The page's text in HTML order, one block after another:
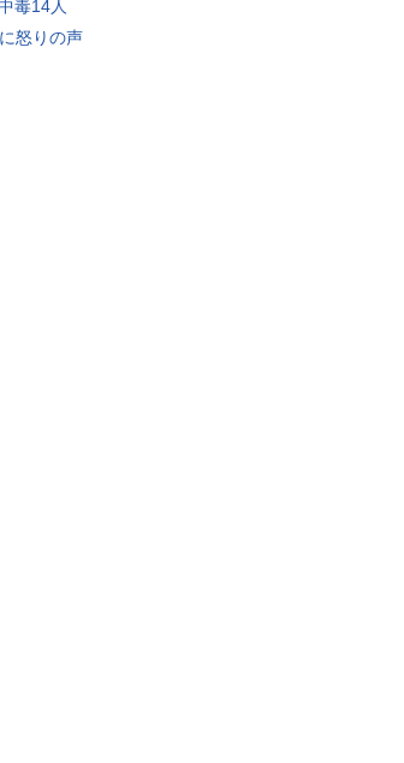
毒14人
怒りの声